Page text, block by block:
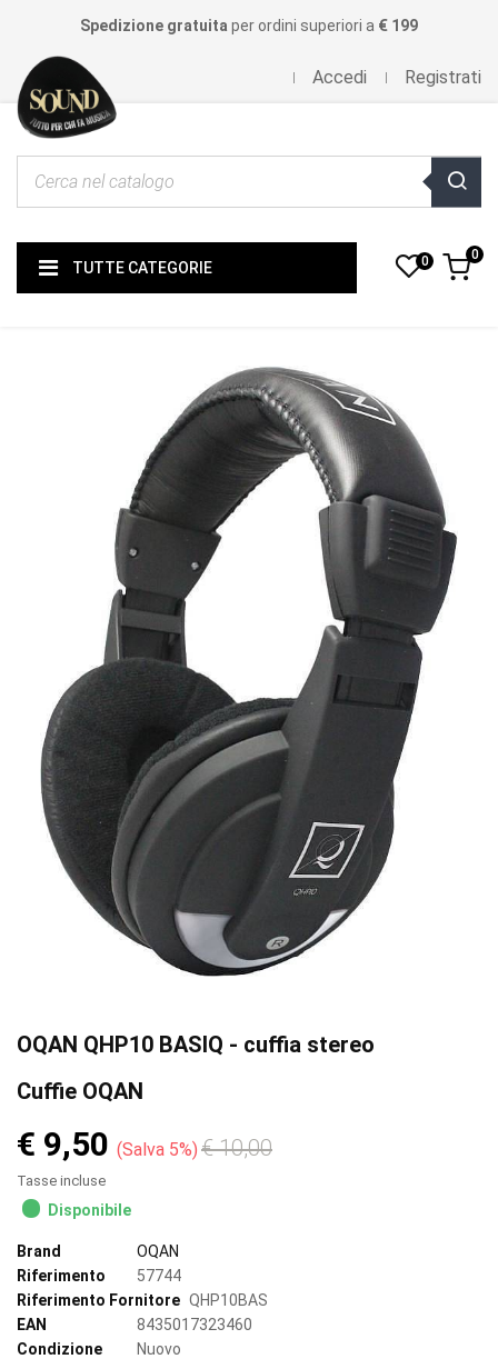
Spedizione gratuita per ordini superiori a € 199
Accedi Registrati
TUTTE CATEGORIE 0 0
OQAN QHP10 BASIQ - cuffia stereo
Cuffie OQAN
€ 9,50 Salva 5% € 10,00
Tasse incluse
Disponibile
Brand
OQAN
Riferimento
57744
Riferimento Fornitore QHP10BAS
EAN
8435017323460
Condizione
Nuovo